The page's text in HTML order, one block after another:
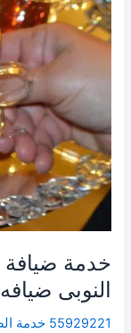
النوبى ضيافه
55929221 خدمة الضيافة العربية بالكويت
ضيافه